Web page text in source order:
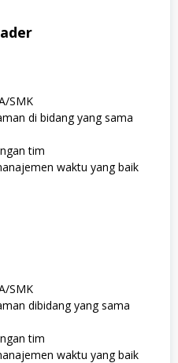
SMK
di bidang yang sama
tim
waktu yang baik
SMK
dibidang yang sama
tim
waktu yang baik